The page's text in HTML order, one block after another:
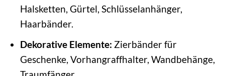
Halsketten, Gürtel, Schlüsselanhänger,
Haarbänder.
Dekorative Elemente: Zierbänder für
Geschenke, Vorhangraffhalter, Wandbehänge,